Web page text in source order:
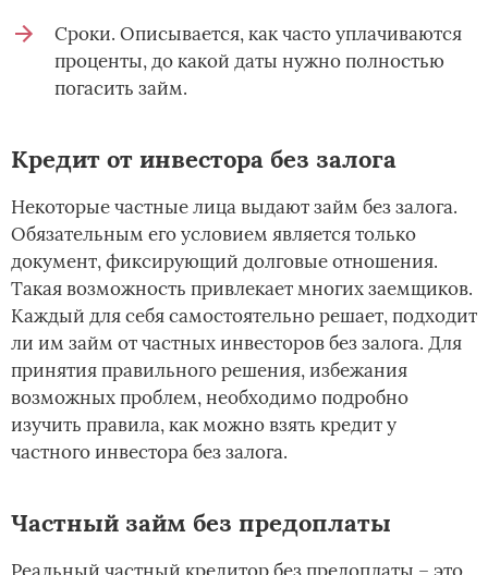
Сроки. Описывается, как часто уплачиваются
проценты, до какой даты нужно полностью
погасить займ.
Кредит от инвестора без залога
Некоторые частные лица выдают займ без залога.
Обязательным его условием является только
документ, фиксирующий долговые отношения.
Такая возможность привлекает многих заемщиков.
Каждый для себя самостоятельно решает, подходит
ли им займ от частных инвесторов без залога. Для
принятия правильного решения, избежания
возможных проблем, необходимо подробно
изучить правила, как можно взять кредит у
частного инвестора без залога.
Частный займ без предоплаты